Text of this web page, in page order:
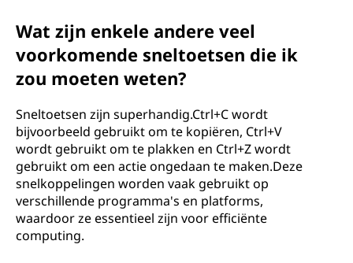
Wat zijn enkele andere veel
voorkomende sneltoetsen die ik
zou moeten weten?
Sneltoetsen zijn superhandig.Ctrl+C wordt
bijvoorbeeld gebruikt om te kopiëren, Ctrl+V
wordt gebruikt om te plakken en Ctrl+Z wordt
gebruikt om een ​​actie ongedaan te maken.Deze
snelkoppelingen worden vaak gebruikt op
verschillende programma's en platforms,
waardoor ze essentieel zijn voor efficiënte
computing.